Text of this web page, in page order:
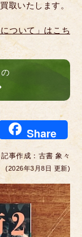
取いたします。
ついて」はこち
n
e
Share
記事作成： 古書 象々
(2026年3月8日 更新)